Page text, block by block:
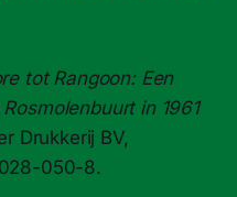
tot Rangoon: Een
in 1961
Drukkerij BV,
050-8.